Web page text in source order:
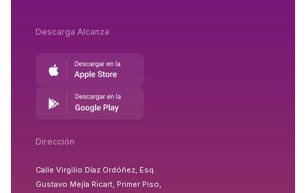
Descarga Alcanza
Dirección
Calle Virgilio Díaz Ordóñez, Esq.
Gustavo Mejía Ricart, Primer Piso,